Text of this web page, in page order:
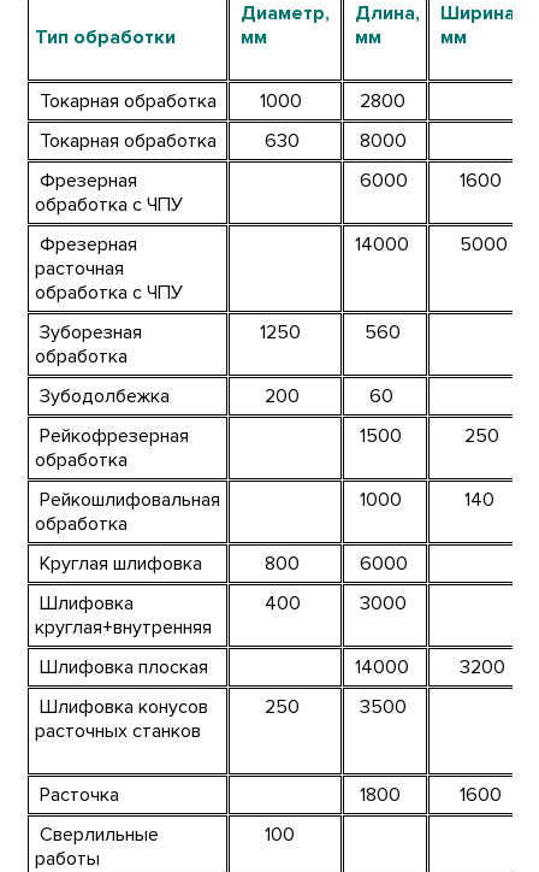
Тип обработки
Диаметр,
мм
Длина,
мм
Ширина,
мм
Токарная обработка 1000
2800
Токарная обработка
630
8000
Фрезерная
обработка с ЧПУ
6000 1600
Фрезерная
расточная
обработка с ЧПУ
14000 5000
Зуборезная
обработка
1250 560
Зубодолбежка 200
60
Рейкофрезерная
обработка
1500 250
Рейкошлифовальная
обработка
1000 140
Круглая шлифовка 800
6000
Шлифовка
круглая+внутренняя
400 3000
Шлифовка плоская 14000
3200
Шлифовка конусов
расточных станков
250 3500
Расточка 1800
1600
Сверлильные
работы
100